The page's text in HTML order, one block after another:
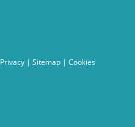
Privacy| Sitemap| Cookies